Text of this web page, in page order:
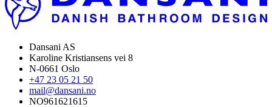
Dansani AS
Karoline Kristiansens vei 8
N-0661 Oslo
+47 23 05 21 50
mail@dansani.no
NO961621615